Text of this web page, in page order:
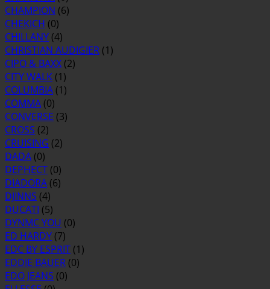
CHAMPION (6)
CHEKICH (0)
CHILLANY (4)
CHRISTIAN AUDIGIER (1)
CIPO & BAXX (2)
CITY WALK (1)
COLUMBIA (1)
COMMA (0)
CONVERSE (3)
CROSS (2)
CRUISING (2)
DADA (0)
DEPHECT (0)
DIADORA (6)
DJINNS (4)
DUCATI (5)
DYNMC YOU (0)
ED HARDY (7)
EDC BY ESPRIT (1)
EDDIE BAUER (0)
EDO JEANS (0)